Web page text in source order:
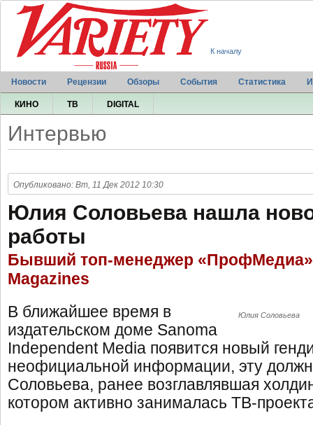
К началу
Новости Рецензии Обзоры События Статистика
КИНО ТВ DIGITAL
Интервью
Опубликовано: Вт, 11 Дек 2012 10:30
Юлия Соловьева нашла
работы
Бывший топ-менеджер «ПрофМедиа»
Magazines
Юлия Соловьева
В ближайшее время в
издательском доме Sanoma
Independent Media появится новый
неофициальной информации, эту
Соловьева, ранее возглавлявшая
котором активно занималась ТВ-